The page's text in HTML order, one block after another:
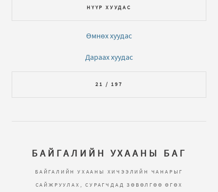
НҮҮР ХУУДАС
Өмнөх хуудас
Дараах хуудас
21 / 197
БАЙГАЛИЙН УХААНЫ БАГ
БАЙГАЛИЙН УХААНЫ ХИЧЭЭЛИЙН ЧАНАРЫГ
САЙЖРУУЛАХ, СУРАГЧДАД ЗӨВӨЛГӨӨ ӨГӨХ